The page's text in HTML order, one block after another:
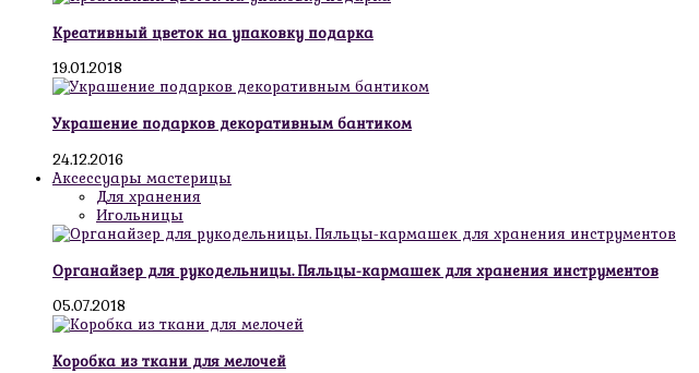
Креативный цветок на упаковку подарка
19.01.2018
Украшение подарков декоративным бантиком
24.12.2016
Аксессуары мастерицы
Для хранения
Игольницы
Органайзер для рукодельницы. Пяльцы-кармашек для хранения инструментов
05.07.2018
Коробка из ткани для мелочей